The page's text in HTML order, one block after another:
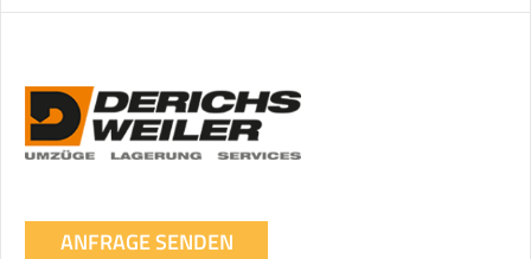
ANFRAGE SENDEN